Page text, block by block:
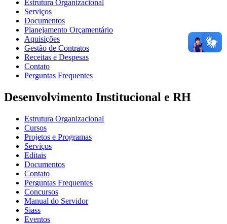
Estrutura Organizacional
Serviços
Documentos
Planejamento Orçamentário
Aquisições
Gestão de Contratos
Receitas e Despesas
Contato
Perguntas Frequentes
Desenvolvimento Institucional e RH
Estrutura Organizacional
Cursos
Projetos e Programas
Serviços
Editais
Documentos
Contato
Perguntas Frequentes
Concursos
Manual do Servidor
Siass
Eventos